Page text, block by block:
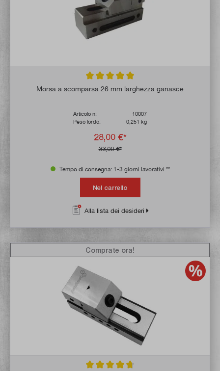
Valutazione media di 5 su 5 stelle
Morsa a scomparsa 26 mm larghezza ganasce
Articolo n:
10007
Peso lordo:
0,251 kg
28,00 €*
33,00 €*
Tempo di consegna: 1-3 giorni lavorativi **
Nel carrello
Alla lista dei desideri
Comprate ora!